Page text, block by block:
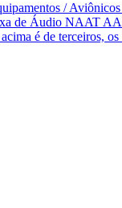
/
de Áudio NAAT
é de terceiros, os